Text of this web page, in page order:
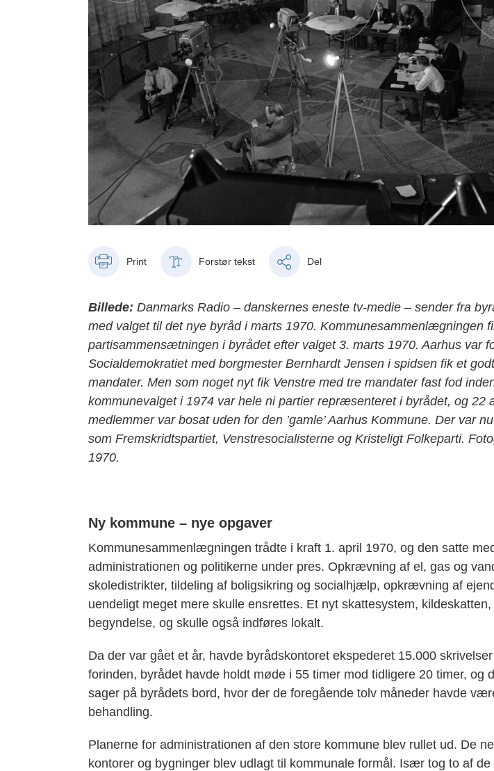
Print Forstør tekst Del
Billede: Danmarks Radio – danskernes eneste tv-medie – sender fra
med valget til det nye byråd i marts 1970. Kommunesammenlægningen
partisammensætningen i byrådet efter valget 3. marts 1970. Aarhus var
Socialdemokratiet med borgmester Bernhardt Jensen i spidsen fik et
mandater. Men som noget nyt fik Venstre med tre mandater fast fod
kommunevalget i 1974 var hele ni partier repræsenteret i byrådet, og 22
medlemmer var bosat uden for den ’gamle’ Aarhus Kommune. Der var
som Fremskridtspartiet, Venstresocialisterne og Kristeligt Folkeparti.
1970.
Ny kommune – nye opgaver
Kommunesammenlægningen trådte i kraft 1. april 1970, og den satte
administrationen og politikerne under pres. Opkrævning af el, gas og
skoledistrikter, tildeling af boligsikring og socialhjælp, opkrævning af
uendeligt meget mere skulle ensrettes. Et nyt skattesystem,
begyndelse, og skulle også indføres lokalt.
Da der var gået et år, havde byrådskontoret ekspederet 15.000
forinden, byrådet havde holdt møde i 55 timer mod tidligere 20 timer, og
sager på byrådets bord, hvor der de foregående tolv måneder havde
behandling.
Planerne for administrationen af den store kommune blev rullet ud. De
kontorer og bygninger blev udlagt til kommunale formål. Især tog to af de